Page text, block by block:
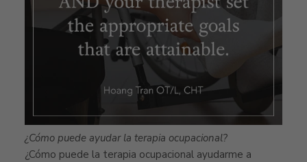
¿Cómo puede ayudar la terapia ocupacional?
¿Cómo puede la terapia ocupacional ayudarme a